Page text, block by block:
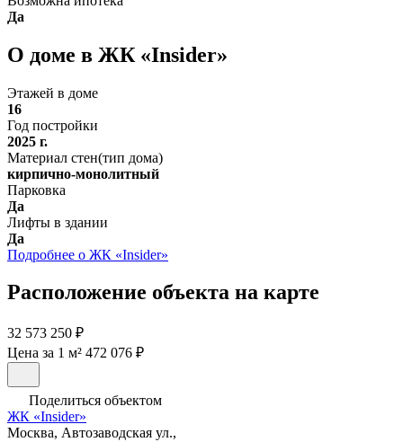
Да
О доме в ЖК «Insider»
Этажей в доме
16
Год постройки
2025 г.
Материал стен(тип дома)
кирпично-монолитный
Парковка
Да
Лифты в здании
Да
Подробнее о ЖК «Insider»
Расположение объекта на карте
32 573 250 ₽
Цена за 1 м² 472 076 ₽
Поделиться объектом
ЖК «Insider»
Москва, Автозаводская ул.,